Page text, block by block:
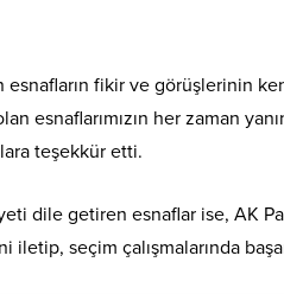
esnafların fikir ve görüşlerinin
esnaflarımızın her zaman
teşekkür etti.
dile getiren esnaflar ise, AK
iletip, seçim çalışmalarında